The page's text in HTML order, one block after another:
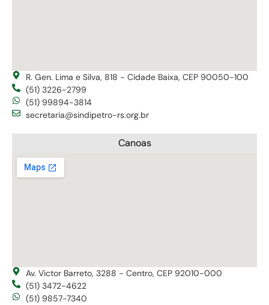
R. Gen. Lima e Silva, 818 - Cidade Baixa, CEP 90050-100
(51) 3226-2799
(51) 99894-3814
secretaria@sindipetro-rs.org.br
Canoas
Av. Victor Barreto, 3288 - Centro, CEP 92010-000
(51) 3472-4622
(51) 9857-7340